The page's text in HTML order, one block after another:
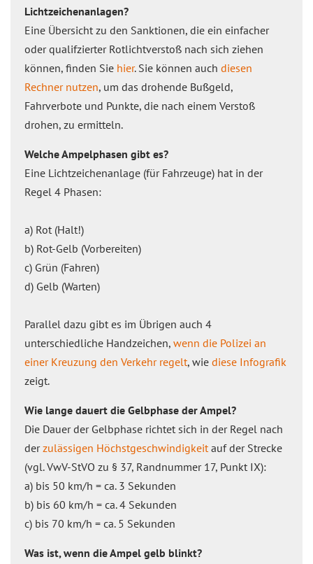
Lichtzeichenanlagen?
Eine Übersicht zu den Sanktionen, die ein einfacher
oder qualifzierter Rotlichtverstoß nach sich ziehen
können, finden Sie hier. Sie können auch diesen
Rechner nutzen, um das drohende Bußgeld,
Fahrverbote und Punkte, die nach einem Verstoß
drohen, zu ermitteln.
Welche Ampelphasen gibt es?
Eine Lichtzeichenanlage (für Fahrzeuge) hat in der
Regel 4 Phasen:
a) Rot (Halt!)
b) Rot-Gelb (Vorbereiten)
c) Grün (Fahren)
d) Gelb (Warten)
Parallel dazu gibt es im Übrigen auch 4
unterschiedliche Handzeichen, wenn die Polizei an
einer Kreuzung den Verkehr regelt, wie diese Infografik
zeigt.
Wie lange dauert die Gelbphase der Ampel?
Die Dauer der Gelbphase richtet sich in der Regel nach
derzulässigen Höchstgeschwindigkeitauf der Strecke
(vgl. VwV-StVO zu § 37, Randnummer 17, Punkt IX):
a) bis 50 km/h = ca. 3 Sekunden
b) bis 60 km/h = ca. 4 Sekunden
c) bis 70 km/h = ca. 5 Sekunden
Was ist, wenn die Ampel gelb blinkt?